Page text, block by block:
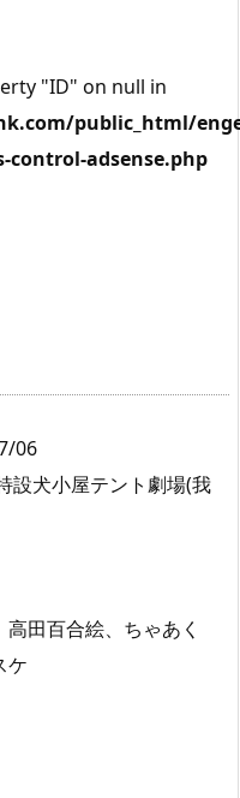
"ID" on null in
public_html/
adsense.php
06
設犬小屋テント劇場(我
田百合絵、ちゃあく
ケ